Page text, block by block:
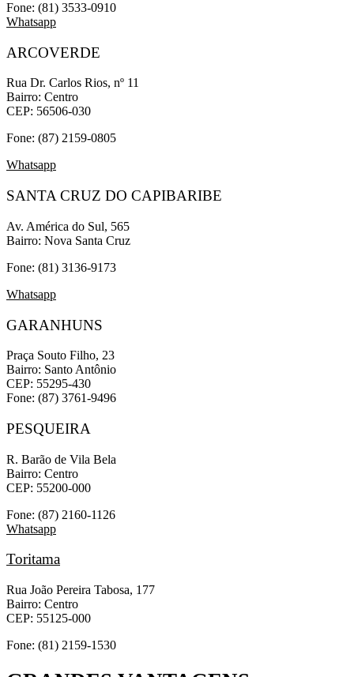
Fone: (81) 3533-0910
Whatsapp
ARCOVERDE
Rua Dr. Carlos Rios, nº 11
Bairro: Centro
CEP: 56506-030
Fone: (87) 2159-0805
Whatsapp
SANTA CRUZ DO CAPIBARIBE
Av. América do Sul, 565
Bairro: Nova Santa Cruz
Fone: (81) 3136-9173
Whatsapp
GARANHUNS
Praça Souto Filho, 23
Bairro: Santo Antônio
CEP: 55295-430
Fone: (87) 3761-9496
PESQUEIRA
R. Barão de Vila Bela
Bairro: Centro
CEP: 55200-000
Fone: (87) 2160-1126
Whatsapp
Toritama
Rua João Pereira Tabosa, 177
Bairro: Centro
CEP: 55125-000
Fone: (81) 2159-1530